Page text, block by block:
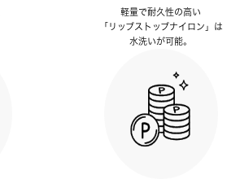
軽量で耐久性の高い
「リップストップナイロン」は
水洗いが可能。